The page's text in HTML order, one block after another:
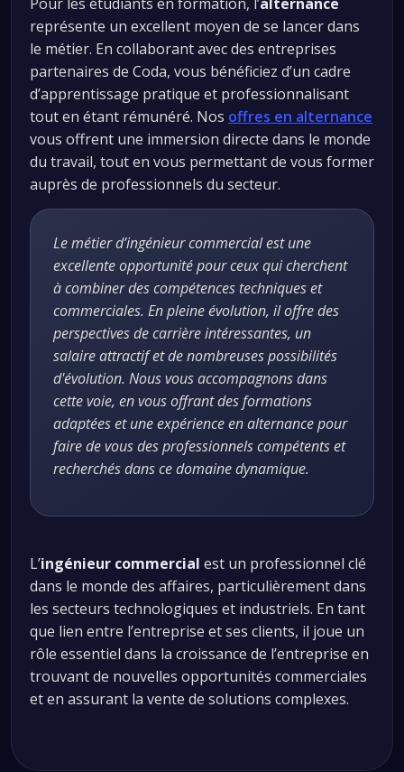
représente un excellent moyen de se lancer dans
le métier. En collaborant avec des entreprises
partenaires de Coda, vous bénéficiez d’un cadre
d’apprentissage pratique et professionnalisant
tout en étant rémunéré. Nos offres en alternance
vous offrent une immersion directe dans le monde
du travail, tout en vous permettant de vous former
auprès de professionnels du secteur.
Le métier d’ingénieur commercial est une
excellente opportunité pour ceux qui cherchent
à combiner des compétences techniques et
commerciales. En pleine évolution, il offre des
perspectives de carrière intéressantes, un
salaire attractif et de nombreuses possibilités
d'évolution. Nous vous accompagnons dans
cette voie, en vous offrant des formations
adaptées et une expérience en alternance pour
faire de vous des professionnels compétents et
recherchés dans ce domaine dynamique.
L’ingénieur commercial est un professionnel clé
dans le monde des affaires, particulièrement dans
les secteurs technologiques et industriels. En tant
que lien entre l’entreprise et ses clients, il joue un
rôle essentiel dans la croissance de l’entreprise en
trouvant de nouvelles opportunités commerciales
et en assurant la vente de solutions complexes.